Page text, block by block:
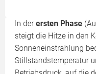
In derersten Phase
steigt die Hitze in den
Sonneneinstrahlung
Stillstandstemperatur